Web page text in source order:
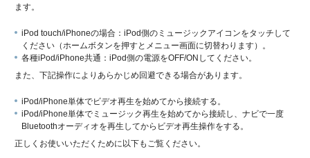
ます。
iPod touch/iPhoneの場合：iPod側のミュージックアイコンをタッチして
ください（ホームボタンを押すとメニュー画面に切替わります）。
各種iPod/iPhone共通：iPod側の電源をOFF/ONしてください。
また、下記操作によりあらかじめ回避できる場合があります。
iPod/iPhone単体でビデオ再生を始めてから接続する。
iPod/iPhone単体でミュージック再生を始めてから接続し、ナビで一度
Bluetoothオーディオを再生してからビデオ再生操作をする。
正しくお使いいただくために以下もご覧ください。